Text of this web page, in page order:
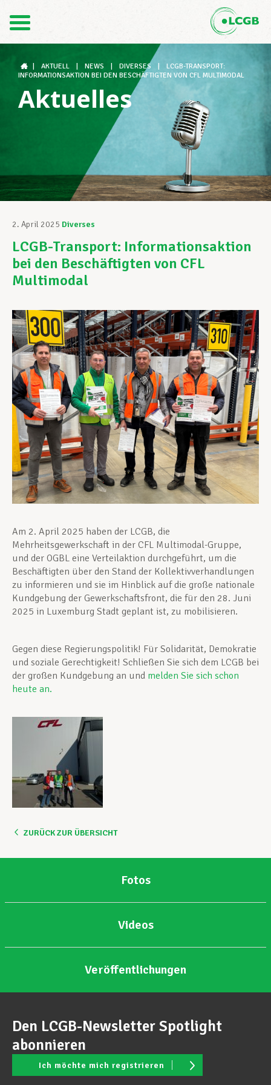
FR
Der LCGB
Gewerkschaftsstrukturen
Unterstützung im Arbeitsalltag
Ihre Rechte
Berufliche Weiterentwicklung
Mitglied werden
Aktuell
AKTUELL NEWS DIVERSES
LCGB-TRANSPORT:
INFORMATIONSAKTION BEI DEN BESCHÄFTIGTEN VON CFL MULTIMODAL
Aktuelles
2. April 2025 Diverses
LCGB-Transport: Informationsaktion
bei den Beschäftigten von CFL
Multimodal
Am 2. April 2025 haben der LCGB, die
Mehrheitsgewerkschaft in der CFL Multimodal-Gruppe,
und der OGBL eine Verteilaktion durchgeführt, um die
Beschäftigten über den Stand der Kollektivverhandlungen
zu informieren und sie im Hinblick auf die große nationale
Kundgebung der Gewerkschaftsfront, die für den 28. Juni
2025 in Luxemburg Stadt geplant ist, zu mobilisieren.
Gegen diese Regierungspolitik! Für Solidarität, Demokratie
und soziale Gerechtigkeit! Schließen Sie sich dem LCGB bei
der großen Kundgebung an und melden Sie sich schon
heute an.
ZURÜCK ZUR ÜBERSICHT
Fotos
Videos
Veröffentlichungen
Den LCGB-Newsletter Spotlight
abonnieren
Ich möchte mich registrieren